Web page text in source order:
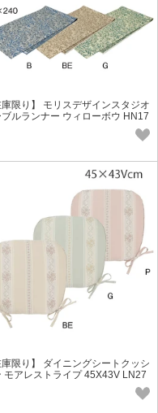
庫限り】 モリスデザインスタジオ
ブルランナー ウィローボウ HN17
庫限り】 ダイニングシートクッシ
モアレストライプ 45X43V LN27